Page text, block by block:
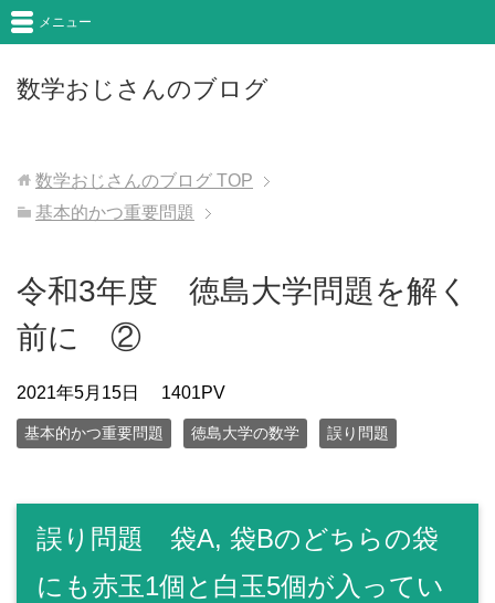
数学おじさんのブログ
メニュー
数学おじさんのブログ TOP
基本的かつ重要問題
令和3年度 徳島大学問題を解く
前に ②
2021年5月15日 1401PV
基本的かつ重要問題 徳島大学の数学 誤り問題
誤り問題 袋A, 袋Bのどちらの袋
にも赤玉1個と白玉5個が入ってい